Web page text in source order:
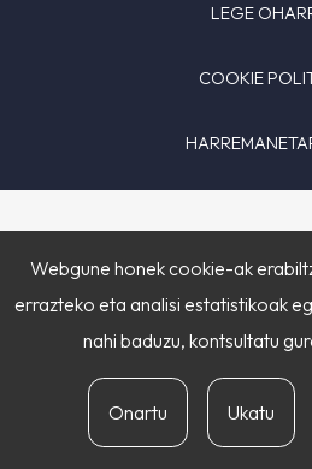
LEGE
COOKIE
Webgune honek cookie-ak
errazteko eta analisi estatistikoak
nahi baduzu, kontsultatu
Onartu Ukatu